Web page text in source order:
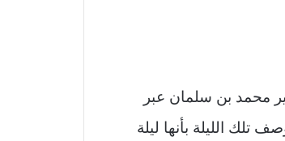
محمد بن سلمان عبر
الليلة بأنها ليلة